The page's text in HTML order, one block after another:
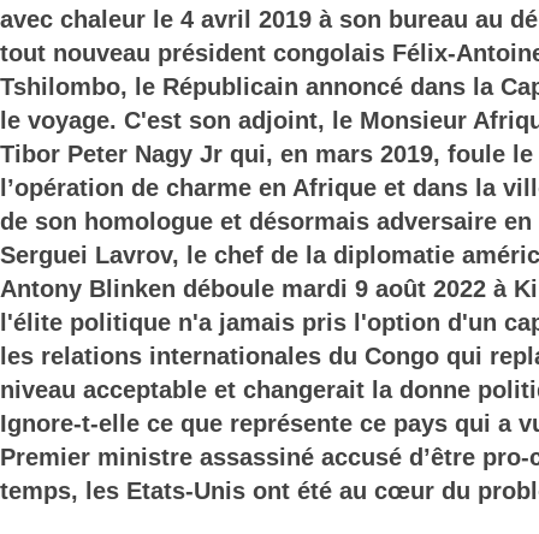
avec chaleur le 4 avril 2019 à son bureau au
tout nouveau président congolais Félix-
Tshilombo, le Républicain annoncé dans la
le voyage. C'est son adjoint, le Monsieur
Tibor Peter Nagy Jr qui, en mars 2019, foule
l’opération de charme en Afrique et dans la
de son homologue et désormais adversaire en
Serguei Lavrov, le chef de la diplomatie
Antony Blinken déboule mardi 9 août 2022 à
l'élite politique n'a jamais pris l'option d'un
les relations internationales du Congo qui
niveau acceptable et changerait la donne
Ignore-t-elle ce que représente ce pays qui a
Premier ministre assassiné accusé d’être
temps, les Etats-Unis ont été au cœur du